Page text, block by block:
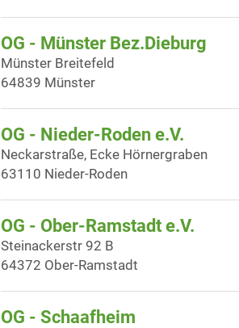
OG - Münster Bez.Dieburg
Münster Breitefeld
64839 Münster
OG - Nieder-Roden e.V.
Neckarstraße, Ecke Hörnergraben
63110 Nieder-Roden
OG - Ober-Ramstadt e.V.
Steinackerstr 92 B
64372 Ober-Ramstadt
OG - Schaafheim